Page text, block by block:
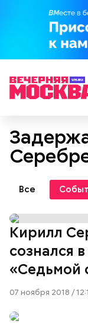
Все
Кирилл
сознался
«Седьмой
07 ноября 2018 /